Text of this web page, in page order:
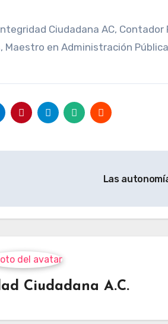
Ciudadana AC, Contador
en Administración
Las
Ciudadana A.C.